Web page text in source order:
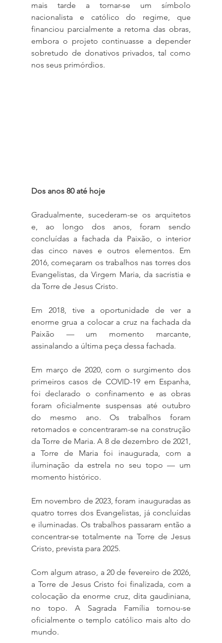
mais tarde a tornar-se um símbolo
nacionalista e católico do regime, que
financiou parcialmente a retoma das obras,
embora o projeto continuasse a depender
sobretudo de donativos privados, tal como
nos seus primórdios.
Dos anos 80 até hoje
Gradualmente, sucederam-se os arquitetos
e, ao longo dos anos, foram sendo
concluídas a fachada da Paixão, o interior
das cinco naves e outros elementos. Em
2016, começaram os trabalhos nas torres dos
Evangelistas, da Virgem Maria, da sacristia e
da Torre de Jesus Cristo.
Em 2018, tive a oportunidade de ver a
enorme grua a colocar a cruz na fachada da
Paixão — um momento marcante,
assinalando a última peça dessa fachada.
Em março de 2020, com o surgimento dos
primeiros casos de COVID-19 em Espanha,
foi declarado o confinamento e as obras
foram oficialmente suspensas até outubro
do mesmo ano. Os trabalhos foram
retomados e concentraram-se na construção
da Torre de Maria. A 8 de dezembro de 2021,
a Torre de Maria foi inaugurada, com a
iluminação da estrela no seu topo — um
momento histórico.
Em novembro de 2023, foram inauguradas as
quatro torres dos Evangelistas, já concluídas
e iluminadas. Os trabalhos passaram então a
concentrar-se totalmente na Torre de Jesus
Cristo, prevista para 2025.
Com algum atraso, a 20 de fevereiro de 2026,
a Torre de Jesus Cristo foi finalizada, com a
colocação da enorme cruz, dita gaudiniana,
no topo. A Sagrada Família tornou-se
oficialmente o templo católico mais alto do
mundo.